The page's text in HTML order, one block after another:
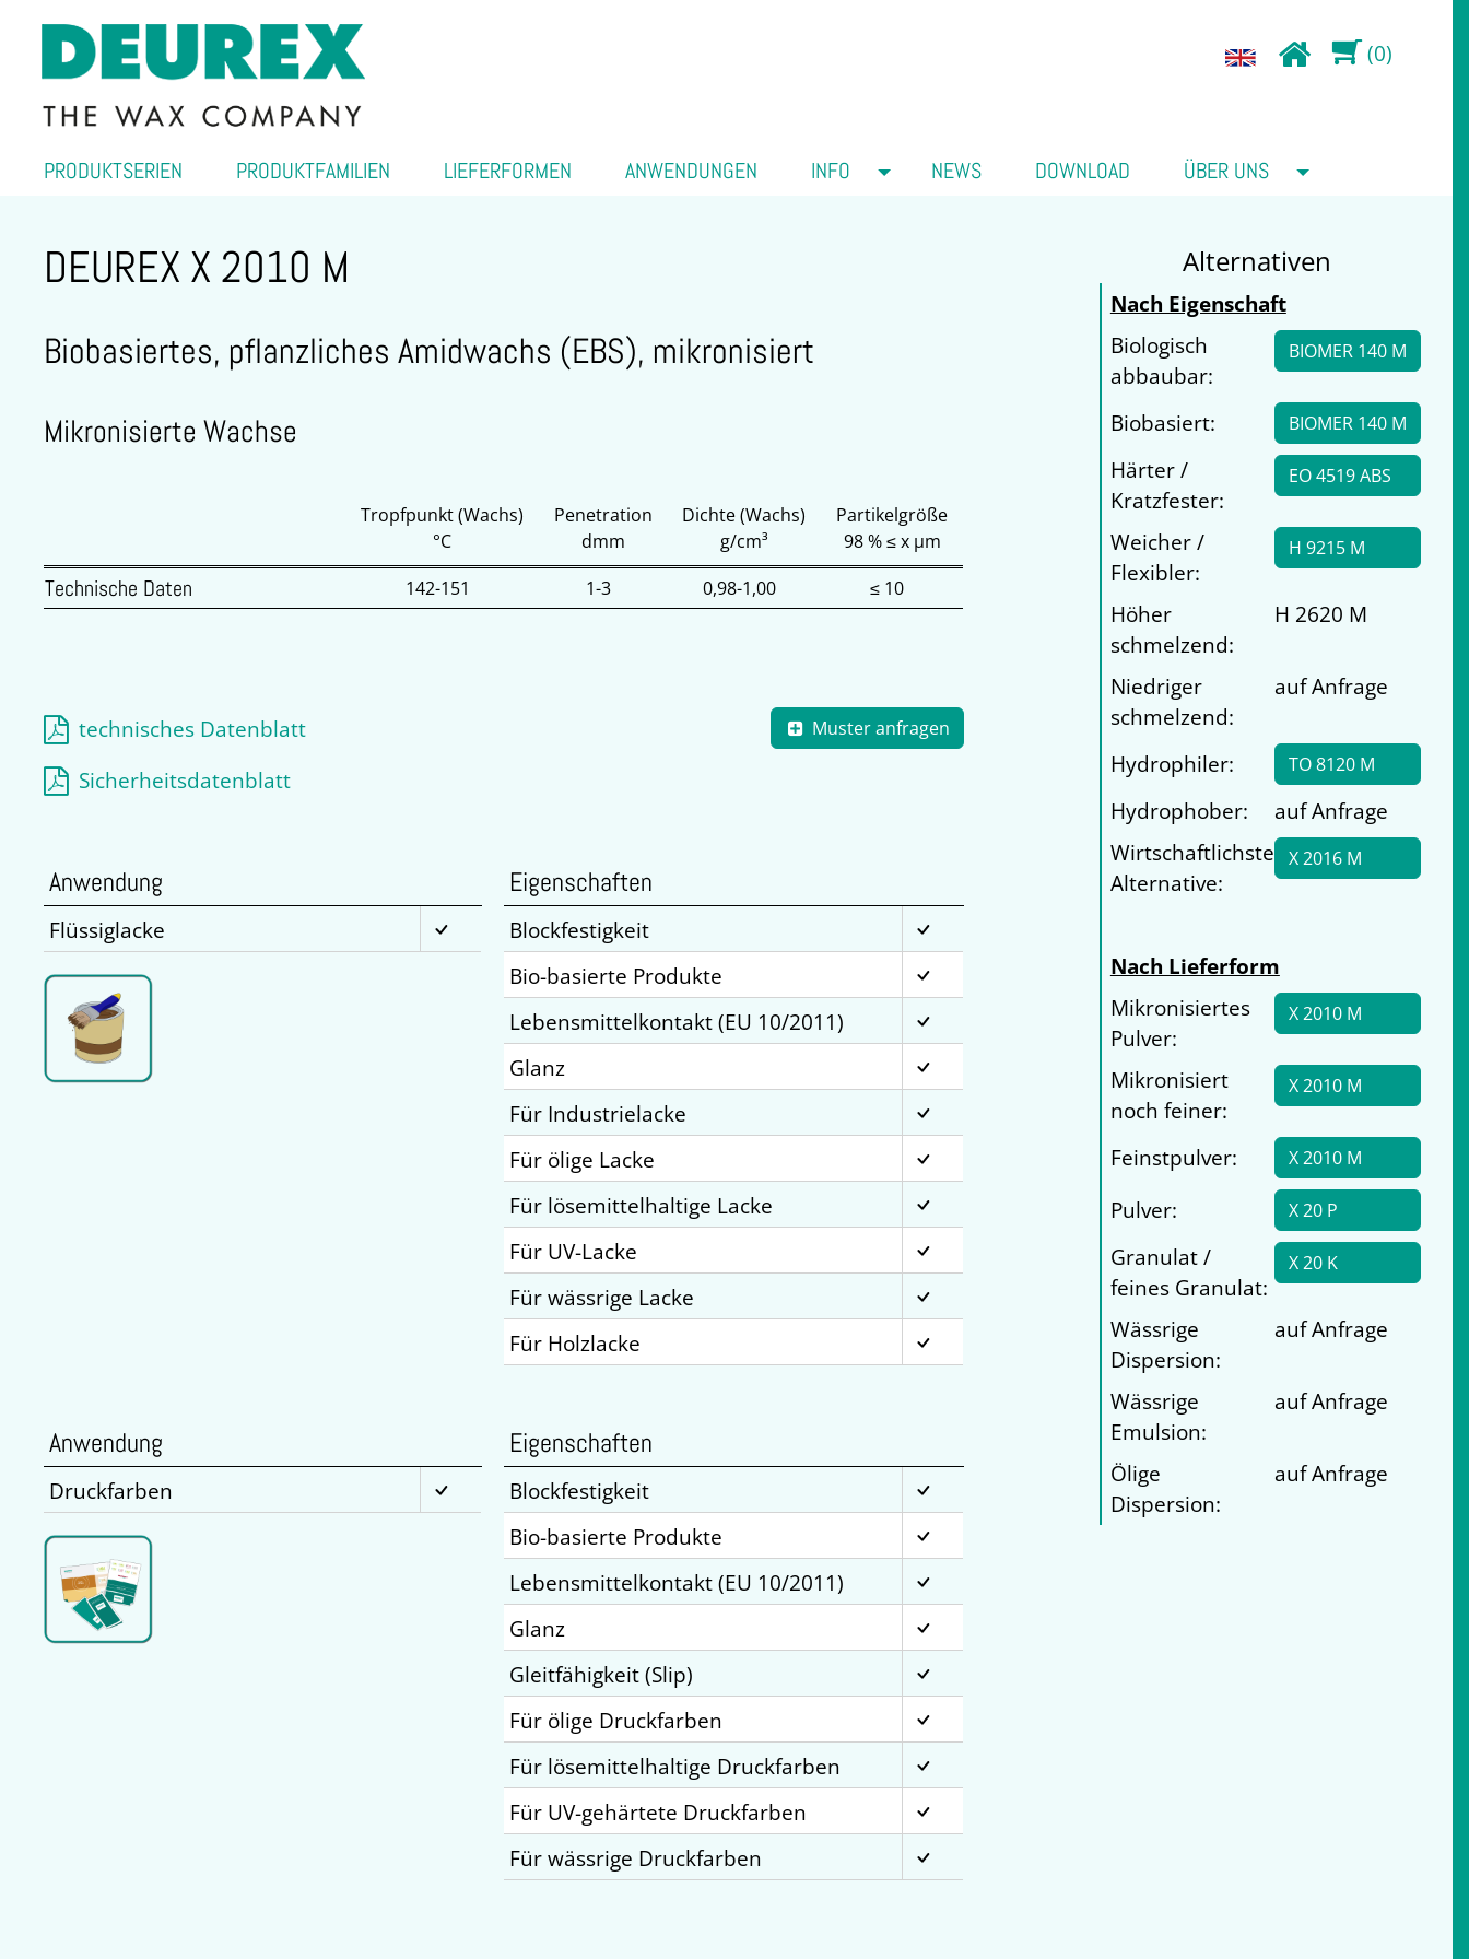
(0)
PRODUKTSERIEN PRODUKTFAMILIEN LIEFERFORMEN ANWENDUNGEN INFO NEWS DOWNLOAD ÜBER UNS
DEUREX X 2010 M
Biobasiertes, pflanzliches Amidwachs (EBS), mikronisiert
Mikronisierte Wachse
Tropfpunkt (Wachs)
°C
Penetration
dmm
Dichte (Wachs)
g/cm³
Partikelgröße
98 % ≤ x µm
Technische Daten 142-151 1-3 0,98-1,00 ≤ 10
technisches Datenblatt
Sicherheitsdatenblatt
Muster anfragen
Anwendung
Flüssiglacke
Eigenschaften
Blockfestigkeit
Bio-basierte Produkte
Lebensmittelkontakt (EU 10/2011)
Glanz
Für Industrielacke
Für ölige Lacke
Für lösemittelhaltige Lacke
Für UV-Lacke
Für wässrige Lacke
Für Holzlacke
Anwendung
Druckfarben
Eigenschaften
Blockfestigkeit
Bio-basierte Produkte
Lebensmittelkontakt (EU 10/2011)
Glanz
Gleitfähigkeit (Slip)
Für ölige Druckfarben
Für lösemittelhaltige Druckfarben
Für UV-gehärtete Druckfarben
Für wässrige Druckfarben
Alternativen
Nach Eigenschaft
Biologisch
abbaubar:
BIOMER 140 M
Biobasiert: BIOMER 140 M
Härter /
Kratzfester:
EO 4519 ABS
Weicher /
Flexibler:
H 9215 M
Höher
schmelzend:
H 2620 M
Niedriger
schmelzend:
auf Anfrage
Hydrophiler: TO 8120 M
Hydrophober:
auf Anfrage
Wirtschaftlichste
Alternative:
X 2016 M
Nach Lieferform
Mikronisiertes
Pulver:
X 2010 M
Mikronisiert
noch feiner:
X 2010 M
Feinstpulver: X 2010 M
Pulver: X 20 P
Granulat /
feines Granulat:
X 20 K
Wässrige
Dispersion:
auf Anfrage
Wässrige
Emulsion:
auf Anfrage
Ölige
Dispersion:
auf Anfrage